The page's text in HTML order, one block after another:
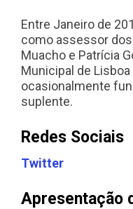
Entre Janeiro de
como assessor
Muacho e Patrícia
Municipal de
ocasionalmente
suplente.
Redes Sociais
Twitter
Apresentação